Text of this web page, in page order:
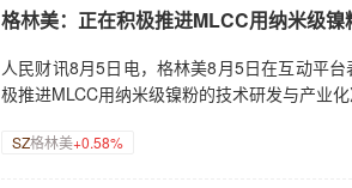
格林美：正在积极推进MLCC用纳米级
人民财讯8月5日电，格林美8月5日在互动平
极推进MLCC用纳米级镍粉的技术研发与产业
SZ格林美+0.58%